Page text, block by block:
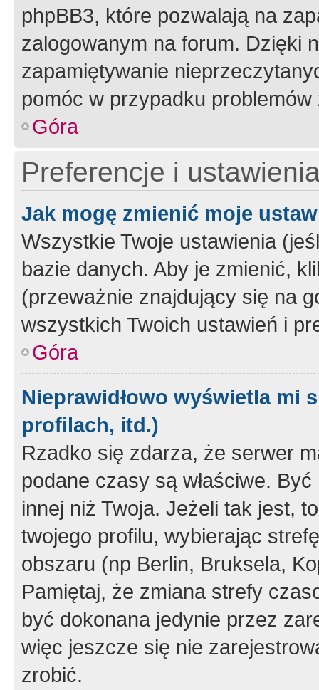
phpBB3, które pozwalają na
zalogowanym na forum. Dzięki
zapamiętywanie
pomóc w przypadku
Góra
Preferencje i
Jak mogę zmienić moje
Wszystkie Twoje ustawienia
bazie danych. Aby je zmienić,
(przeważnie znajdujący się na
wszystkich Twoich ustawień i
Góra
Nieprawidłowo wyświetla mi
profilach, itd.)
Rzadko się zdarza, że serwer
podane czasy są właściwe.
innej niż Twoja. Jeżeli tak jest,
twojego profilu, wybierając
obszaru (np Berlin, Bruksela,
Pamiętaj, że zmiana strefy
być dokonana jedynie przez
więc jeszcze się nie
zrobić.